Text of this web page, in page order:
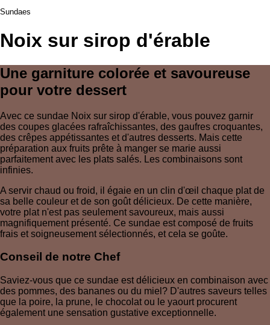
Sundaes
Noix sur sirop d'érable
Une garniture colorée et savoureuse
pour votre dessert
Avec ce sundae Noix sur sirop d'érable, vous pouvez garnir
des coupes glacées rafraîchissantes, des gaufres croquantes,
des crêpes appétissantes et d'autres desserts. Mais cette
préparation aux fruits prête à manger se marie aussi
parfaitement avec les plats salés. Les combinaisons sont
infinies.
A servir chaud ou froid, il égaie en un clin d'œil chaque plat de
sa belle couleur et de son goût délicieux. De cette manière,
votre plat n'est pas seulement savoureux, mais aussi
magnifiquement présenté. Ce sundae est composé de fruits
frais et soigneusement sélectionnés, et cela se goûte.
Conseil de notre Chef
Saviez-vous que ce sundae est délicieux en combinaison avec
des pommes, des bananes ou du miel? D'autres saveurs telles
que la poire, la prune, le chocolat ou le yaourt procurent
également une sensation gustative exceptionnelle.